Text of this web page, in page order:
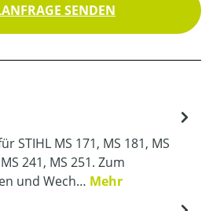
SENDEN
STIHL MS 171, MS 181, MS
241, MS 251. Zum
und Wech… Mehr